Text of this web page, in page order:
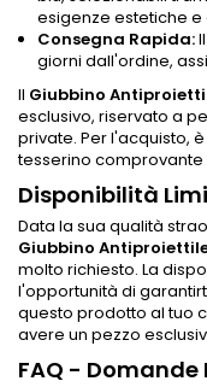
esigenze estetiche
Consegna Rapida:
giorni dall'ordine,
Il Giubbino
esclusivo, riservato a
private. Per l'acquisto,
tesserino
Disponibilità
Data la sua qualità
Giubbino
molto richiesto. La
l'opportunità di
questo prodotto al tuo
avere un pezzo
FAQ - Domande